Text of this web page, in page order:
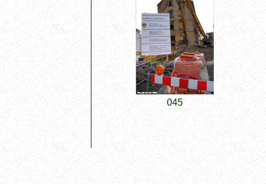
045
Diese Website wurde zuletzt aktualisiert 28.01.13